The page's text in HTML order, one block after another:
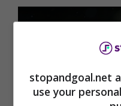
stopandgoal.net
use your